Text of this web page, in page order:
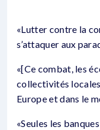
«Lutter contre la
s’attaquer aux
«[Ce combat, les
collectivités
Europe et dans le
«Seules les